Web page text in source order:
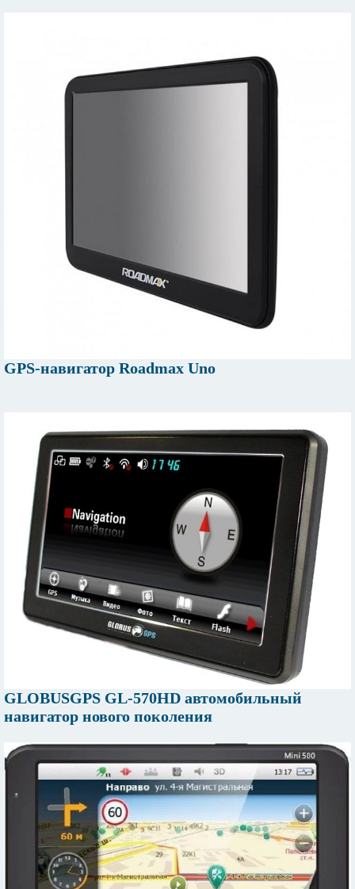
GPS-навигатор Roadmax Uno
GLOBUSGPS GL-570HD автомобильный
навигатор нового поколения